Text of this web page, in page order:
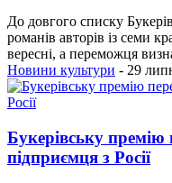
До довгого списку
романів авторів із семи
вересні, а переможця
Новини культури - 29
Букерівську
підприємця з Росії